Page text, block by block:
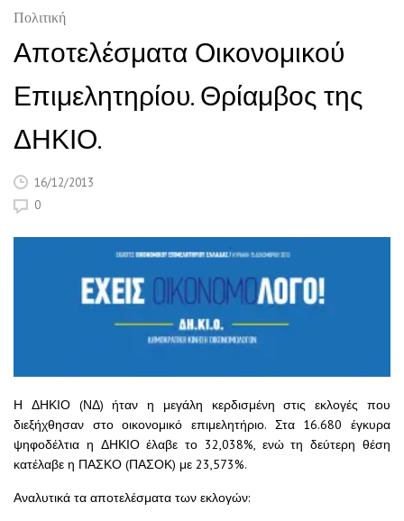
Πολιτική
Αποτελέσματα Οικονομικού
Επιμελητηρίου. Θρίαμβος της
ΔΗΚΙΟ.
16/12/2013
0
Η ΔΗΚΙΟ (ΝΔ) ήταν η μεγάλη κερδισμένη στις εκλογές που
διεξήχθησαν στο οικονομικό επιμελητήριο. Στα 16.680 έγκυρα
ψηφοδέλτια η ΔΗΚΙΟ έλαβε το 32,038%, ενώ τη δεύτερη θέση
κατέλαβε η ΠΑΣΚΟ (ΠΑΣΟΚ) με 23,573%.
Αναλυτικά τα αποτελέσματα των εκλογών: